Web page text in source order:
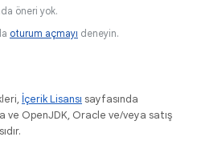
öneri yok.
oturum açmayı deneyin.
İçerik Lisansı sayfasında
ve OpenJDK, Oracle ve/veya satış